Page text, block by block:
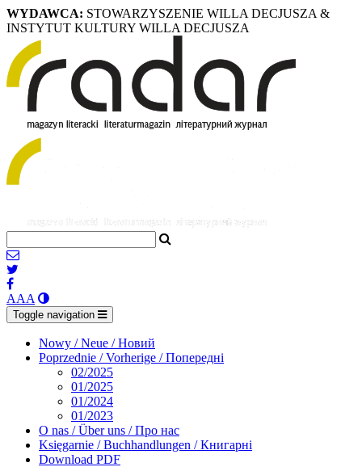
WYDAWCA: STOWARZYSZENIE WILLA DECJUSZA &
INSTYTUT KULTURY WILLA DECJUSZA
AAA
Toggle navigation
Nowy / Neue / Новий
Poprzednie / Vorherige / Попередні
02/2025
01/2025
01/2024
01/2023
O nas / Über uns / Про нас
Księgarnie / Buchhandlungen / Книгарні
Download PDF